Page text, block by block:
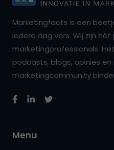
Marketingfacts is een
iedere dag vers. Wij zijn
marketingprofessionals.
podcasts, blogs, opinies
marketingcommunity
Menu